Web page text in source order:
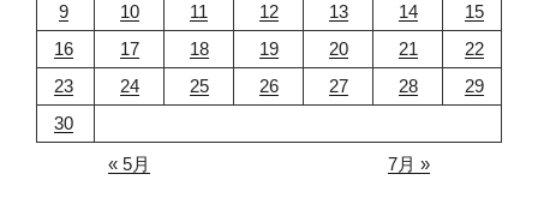
9
10 11 12 13 14
15
16
17 18 19 20 21
22
23
24 25 26 27 28
29
30
« 5月
7月 »